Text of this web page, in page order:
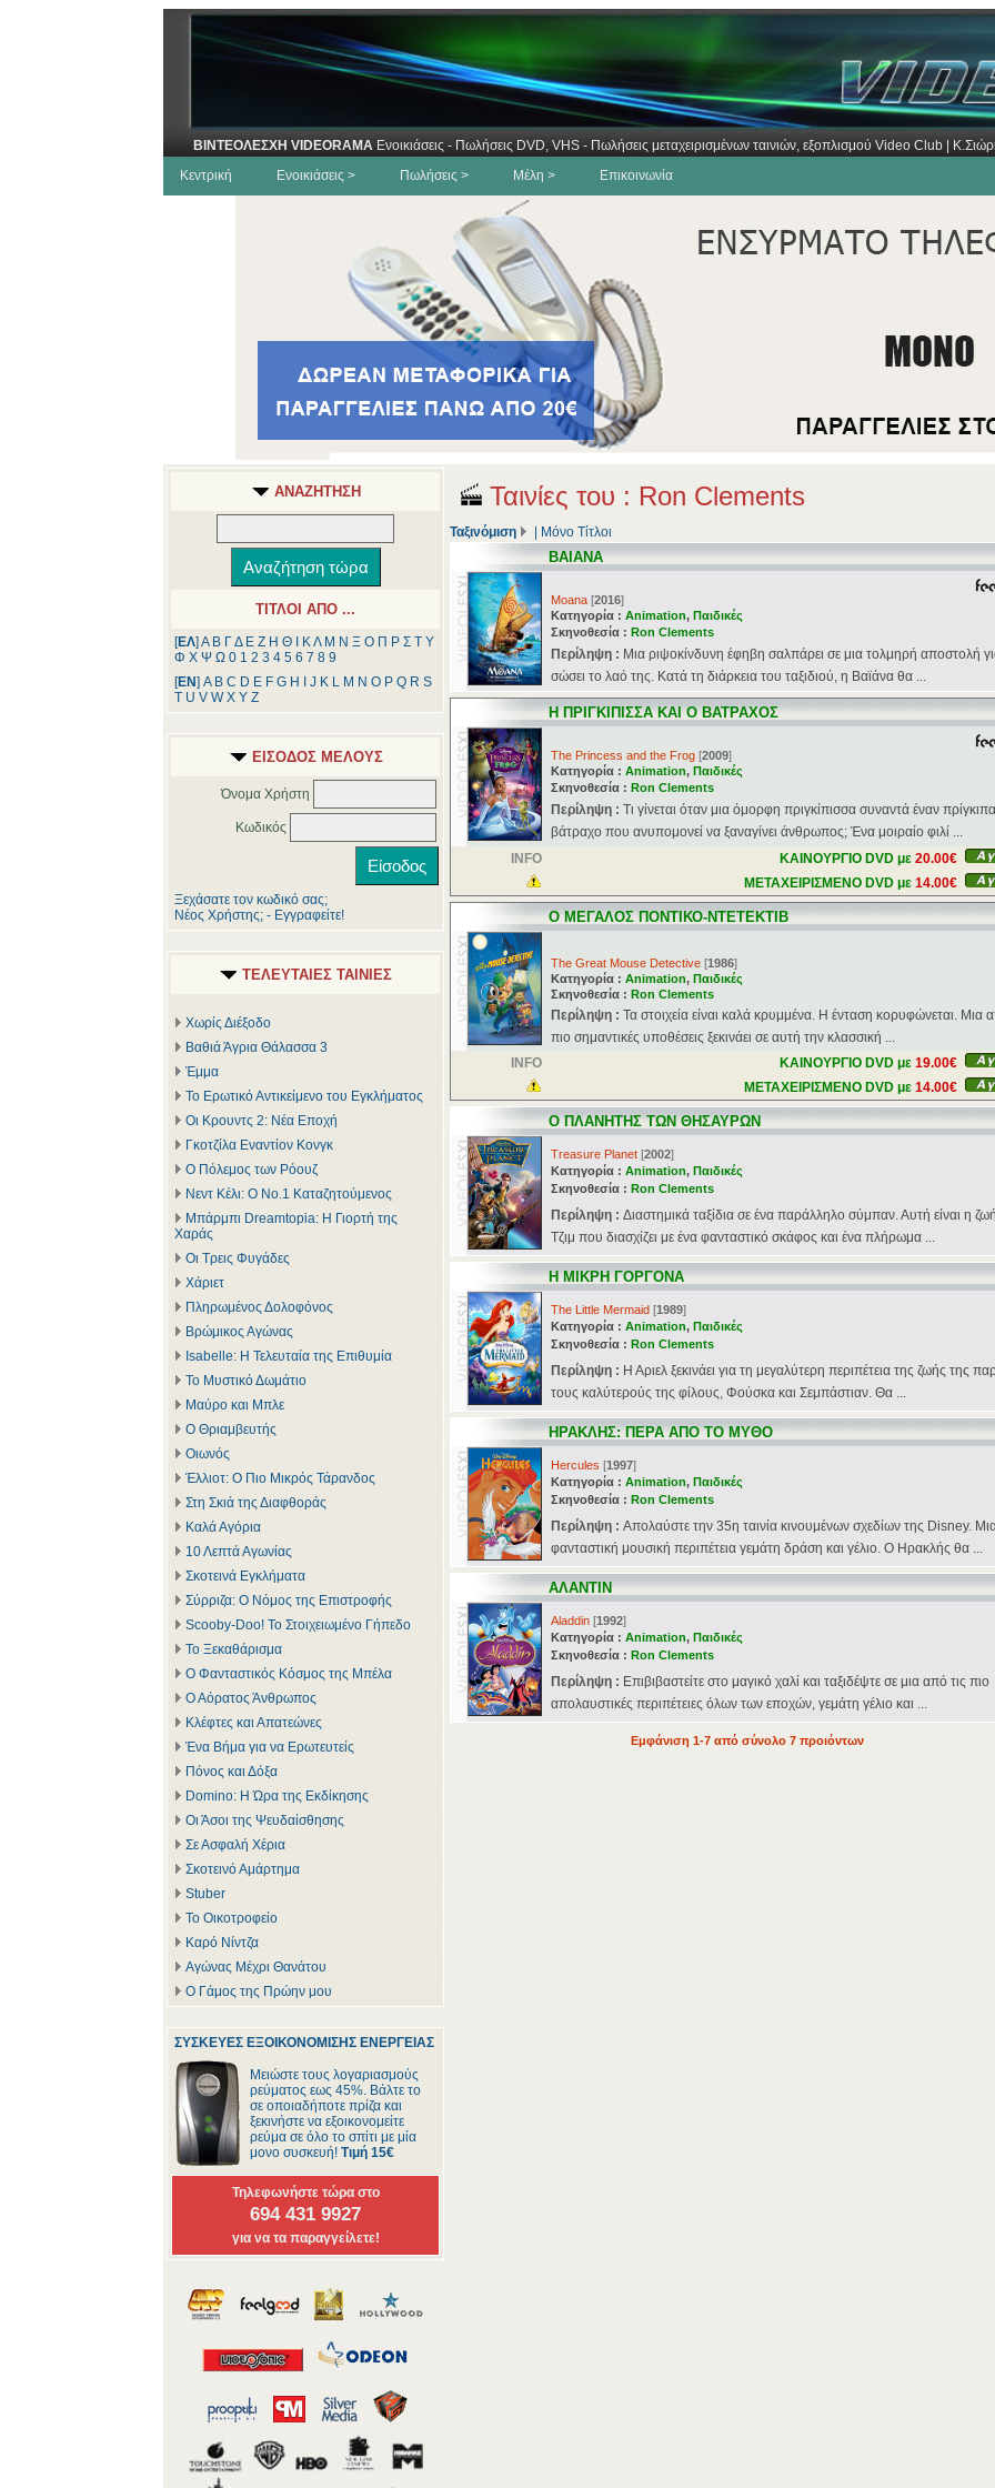
ΒΙΝΤΕΟΛΕΣΧΗ VIDEORAMA Ενοικιάσεις - Πωλήσεις DVD, VHS - Πωλήσεις μεταχειρισμένων ταινιών, εξοπλισμού Video Club |
Κεντρική
Ενοικιάσεις > Πωλήσεις > Μέλη > Επικοινωνία
ΑΝΑΖΗΤΗΣΗ
ΤΙΤΛΟΙ ΑΠΟ ...
[ΕΛ] Α Β ΓΔ Ε Ζ Η Θ ΚΛ Μ Ν Ξ Ο Π Ρ Σ Τ Υ
Φ Χ Ψ Ω 0 1 2 3 4 5 6 7 8 9
[ΕΝ] A B C D E F G H J K L M N O P Q R S
T U V W X Y Z
ΕΙΣΟΔΟΣ ΜΕΛΟΥΣ
Όνομα Χρήστη
Κωδικός
Ξεχάσατε τον κωδικό σας;
Νέος Χρήστης; - Εγγραφείτε!
ΤΕΛΕΥΤΑΙΕΣ ΤΑΙΝΙΕΣ
Χωρίς Διέξοδο
Βαθιά Άγρια Θάλασσα 3
Έμμα
Το Ερωτικό Αντικείμενο του Εγκλήματος
Οι Κρουντς 2: Νέα Εποχή
Γκοτζίλα Εναντίον Κονγκ
Ο Πόλεμος των Ρόουζ
Νεντ Κέλι: Ο Νο.1 Καταζητούμενος
Μπάρμπι Dreamtopia: Η Γιορτή της
Χαράς
Οι Τρεις Φυγάδες
Χάριετ
Πληρωμένος Δολοφόνος
Βρώμικος Αγώνας
Isabelle: Η Τελευταία της Επιθυμία
Το Μυστικό Δωμάτιο
Μαύρο και Μπλε
Ο Θριαμβευτής
Οιωνός
Έλλιοτ: Ο Πιο Μικρός Τάρανδος
Στη Σκιά της Διαφθοράς
Καλά Αγόρια
10 Λεπτά Αγωνίας
Σκοτεινά Εγκλήματα
Σύρριζα: Ο Νόμος της Επιστροφής
Scooby-Doo! Το Στοιχειωμένο Γήπεδο
Το Ξεκαθάρισμα
Ο Φανταστικός Κόσμος της Μπέλα
Ο Αόρατος Άνθρωπος
Κλέφτες και Απατεώνες
Ένα Βήμα για να Ερωτευτείς
Πόνος και Δόξα
Domino: Η Ώρα της Εκδίκησης
Οι Άσοι της Ψευδαίσθησης
Σε Ασφαλή Χέρια
Σκοτεινό Αμάρτημα
Stuber
Το Οικοτροφείο
Καρό Νίντζα
Αγώνας Μέχρι Θανάτου
Ο Γάμος της Πρώην μου
ΣΥΣΚΕΥΕΣ ΕΞΟΙΚΟΝΟΜΙΣΗΣ ΕΝΕΡΓΕΙΑΣ
Μειώστε τους λογαριασμούς
ρεύματος εως 45%. Βάλτε το
σε οποιαδήποτε πρίζα και
ξεκινήστε να εξοικονομείτε
ρεύμα σε όλο το σπίτι με μία
μονο συσκευή! Τιμή 15€
Τηλεφωνήστε τώρα στο
694 431 9927
για να τα παραγγείλετε!
Ταινίες του : Ron Clements
Ταξινόμιση Μόνο Τίτλοι
ΒΑΙΑΝΑ
Moana [2016]
Κατηγορία : Animation, Παιδικές
Σκηνοθεσία : Ron Clements
Περίληψη : Μια ριψοκίνδυνη έφηβη σαλπάρει σε μια τολμηρή αποστολή
σώσει το λαό της. Κατά τη διάρκεια του ταξιδιού, η Βαϊάνα θα ...
Η ΠΡΙΓΚΙΠΙΣΣΑ ΚΑΙ Ο ΒΑΤΡΑΧΟΣ
The Princess and the Frog [2009]
Κατηγορία : Animation, Παιδικές
Σκηνοθεσία : Ron Clements
Περίληψη : Τι γίνεται όταν μια όμορφη πριγκίπισσα συναντά έναν πρίγκιπα
βάτραχο που ανυπομονεί να ξαναγίνει άνθρωπος; Ένα μοιραίο φιλί ...
INFO
ΚΑΙΝΟΥΡΓΙΟ DVD με 20.00€
ΜΕΤΑΧΕΙΡΙΣΜΕΝΟ DVD με 14.00€
Ο ΜΕΓΑΛΟΣ ΠΟΝΤΙΚΟ-ΝΤΕΤΕΚΤΙΒ
The Great Mouse Detective [1986]
Κατηγορία : Animation, Παιδικές
Σκηνοθεσία : Ron Clements
Περίληψη : Τα στοιχεία είναι καλά κρυμμένα. Η ένταση κορυφώνεται. Μια
πιο σημαντικές υποθέσεις ξεκινάει σε αυτή την κλασσική ...
INFO
ΚΑΙΝΟΥΡΓΙΟ DVD με 19.00€
ΜΕΤΑΧΕΙΡΙΣΜΕΝΟ DVD με 14.00€
Ο ΠΛΑΝΗΤΗΣ ΤΩΝ ΘΗΣΑΥΡΩΝ
Treasure Planet [2002]
Κατηγορία : Animation, Παιδικές
Σκηνοθεσία : Ron Clements
Περίληψη : Διαστημικά ταξίδια σε ένα παράλληλο σύμπαν. Αυτή είναι η
Τζιμ που διασχίζει με ένα φανταστικό σκάφος και ένα πλήρωμα ...
Η ΜΙΚΡΗ ΓΟΡΓΟΝΑ
The Little Mermaid [1989]
Κατηγορία : Animation, Παιδικές
Σκηνοθεσία : Ron Clements
Περίληψη : Η Αριελ ξεκινάει για τη μεγαλύτερη περιπέτεια της ζωής της
τους καλύτερούς της φίλους, Φούσκα και Σεμπάστιαν. Θα ...
ΗΡΑΚΛΗΣ: ΠΕΡΑ ΑΠΟ ΤΟ ΜΥΘΟ
Hercules [1997]
Κατηγορία : Animation, Παιδικές
Σκηνοθεσία : Ron Clements
Περίληψη : Απολαύστε την 35η ταινία κινουμένων σχεδίων της Disney.
φανταστική μουσική περιπέτεια γεμάτη δράση και γέλιο. Ο Ηρακλής θα ...
ΑΛΑΝΤΙΝ
Aladdin [1992]
Κατηγορία : Animation, Παιδικές
Σκηνοθεσία : Ron Clements
Περίληψη : Επιβιβαστείτε στο μαγικό χαλί και ταξιδέψτε σε μια από τις πιο
απολαυστικές περιπέτειες όλων των εποχών, γεμάτη γέλιο και ...
Εμφάνιση 1-7 από σύνολο 7 προιόντων